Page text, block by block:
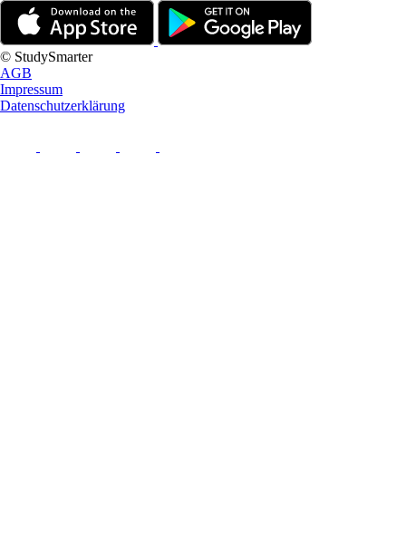
© StudySmarter
AGB
Impressum
Datenschutzerklärung